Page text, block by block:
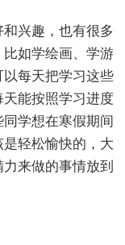
兴趣，也有很多
比如学绘画、学游
每天把学习这些
能按照学习进度
学想在寒假期间
轻松愉快的，大
来做的事情放到